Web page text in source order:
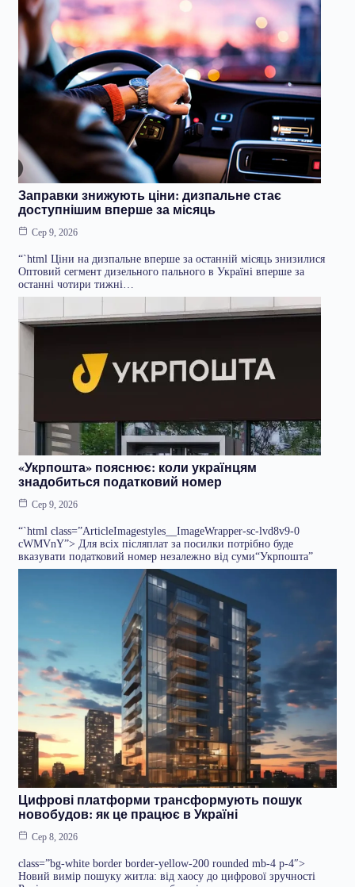
Заправки знижують ціни: дизпальне стає
доступнішим вперше за місяць
Сер 9, 2026
“`html Ціни на дизпальне вперше за останній місяць знизилися
Оптовий сегмент дизельного пального в Україні вперше за
останні чотири тижні…
«Укрпошта» пояснює: коли українцям
знадобиться податковий номер
Сер 9, 2026
“`html class=”ArticleImagestyles__ImageWrapper-sc-lvd8v9-0
cWMVnY”> Для всіх післяплат за посилки потрібно буде
вказувати податковий номер незалежно від суми“Укрпошта”
Цифрові платформи трансформують пошук
новобудов: як це працює в Україні
Сер 8, 2026
class=”bg-white border border-yellow-200 rounded mb-4 p-4″>
Новий вимір пошуку житла: від хаосу до цифрової зручності